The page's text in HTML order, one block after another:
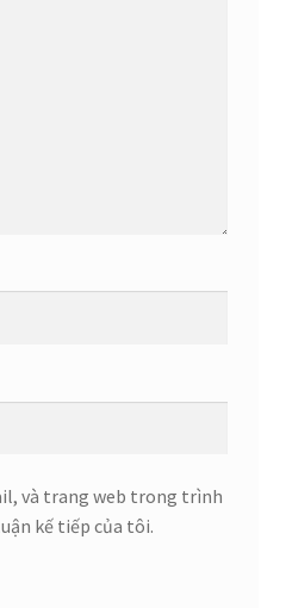
và trang web trong trình
kế tiếp của tôi.